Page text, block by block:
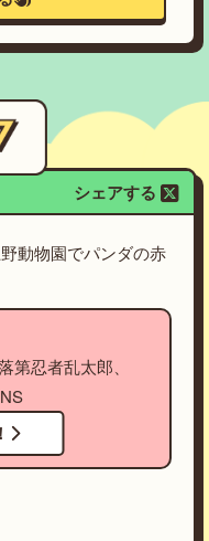
シェアする
動物園でパンダの赤
第忍者乱太郎、